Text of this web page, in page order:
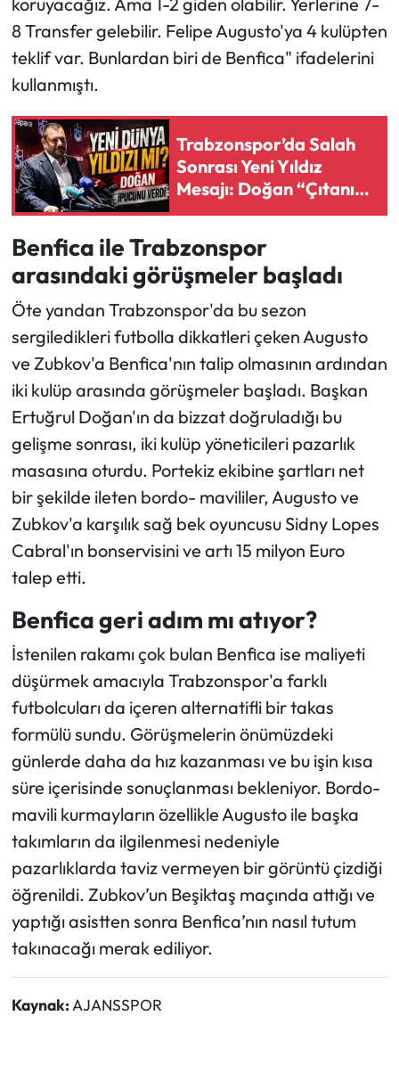
8 Transfer gelebilir. Felipe Augusto'ya 4 kulüpten
teklif var. Bunlardan biri de Benfica" ifadelerini
kullanmıştı.
Trabzonspor’da Salah
Sonrası Yeni Yıldız
Mesajı: Doğan “Çıtanın
Farkındayız” Dedi
Benfica ile Trabzonspor
arasındaki görüşmeler başladı
Öte yandan Trabzonspor'da bu sezon
sergiledikleri futbolla dikkatleri çeken Augusto
ve Zubkov'a Benfica'nın talip olmasının ardından
iki kulüp arasında görüşmeler başladı. Başkan
Ertuğrul Doğan'ın da bizzat doğruladığı bu
gelişme sonrası, iki kulüp yöneticileri pazarlık
masasına oturdu. Portekiz ekibine şartları net
bir şekilde ileten bordo- mavililer, Augusto ve
Zubkov'a karşılık sağ bek oyuncusu Sidny Lopes
Cabral'ın bonservisini ve artı 15 milyon Euro
talep etti.
Benfica geri adım mı atıyor?
İstenilen rakamı çok bulan Benfica ise maliyeti
düşürmek amacıyla Trabzonspor'a farklı
futbolcuları da içeren alternatifli bir takas
formülü sundu. Görüşmelerin önümüzdeki
günlerde daha da hız kazanması ve bu işin kısa
süre içerisinde sonuçlanması bekleniyor. Bordo-
mavili kurmayların özellikle Augusto ile başka
takımların da ilgilenmesi nedeniyle
pazarlıklarda taviz vermeyen bir görüntü çizdiği
öğrenildi. Zubkov’un Beşiktaş maçında attığı ve
yaptığı asistten sonra Benfica’nın nasıl tutum
takınacağı merak ediliyor.
Kaynak:AJANSSPOR